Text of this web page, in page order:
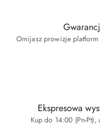
Omijasz prowizje platform
Ekspresowa
Kup do 14:00 (Pn-